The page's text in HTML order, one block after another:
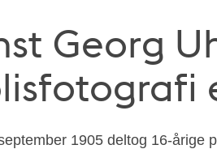
Georg
1905 deltog 16-årige